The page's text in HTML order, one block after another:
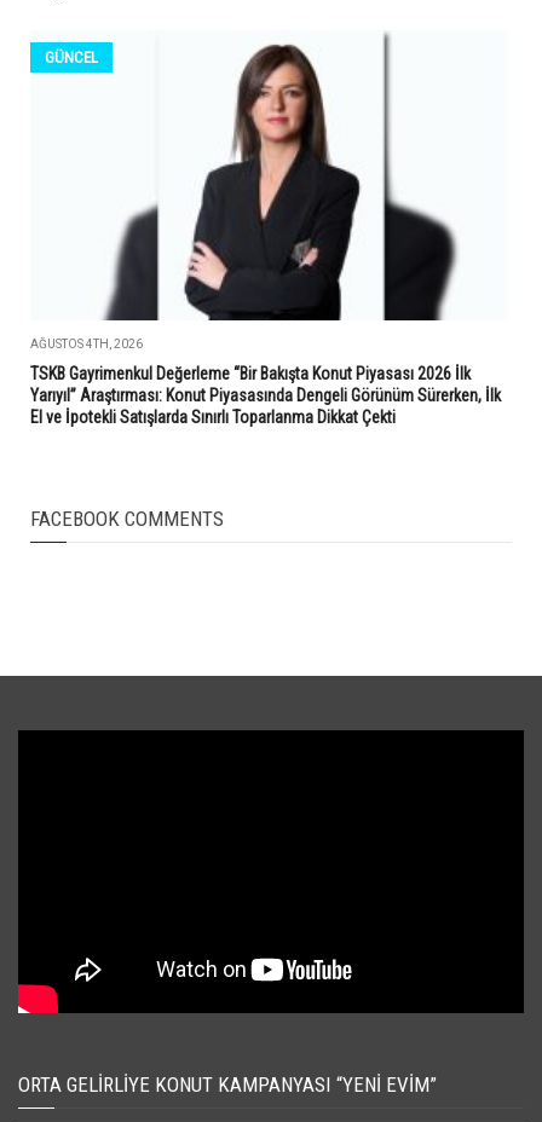
GÜNCEL
AĞUSTOS 4TH, 2026
TSKB Gayrimenkul Değerleme “Bir Bakışta Konut Piyasası 2026 İlk
Yarıyıl” Araştırması: Konut Piyasasında Dengeli Görünüm Sürerken, İlk
El ve İpotekli Satışlarda Sınırlı Toparlanma Dikkat Çekti
FACEBOOK COMMENTS
ORTA GELIRLIYE KONUT KAMPANYASI “YENI EVIM”